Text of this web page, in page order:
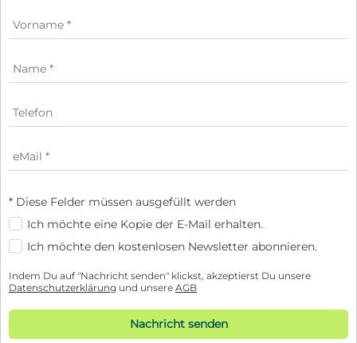
* Diese Felder müssen ausgefüllt werden
Ich möchte eine Kopie der E-Mail erhalten.
Ich möchte den kostenlosen Newsletter abonnieren.
Indem Du auf "Nachricht senden" klickst, akzeptierst Du unsere
Datenschutzerklärung und unsere AGB
Nachricht senden